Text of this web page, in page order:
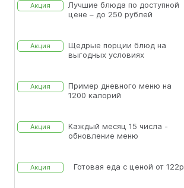
Акция
Лучшие блюда по доступной
цене – до 250 рублей
Акция
Щедрые порции блюд на
выгодных условиях
Акция
Пример дневного меню на
1200 калорий
Акция
Каждый месяц 15 числа -
обновление меню
Акция Готовая еда с ценой от 122р